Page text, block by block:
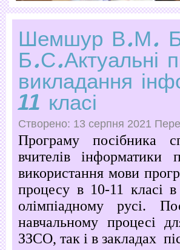
Шемшур В.М.
Б.С.Актуальні
викладання
11 класі
Створено: 13 серпня 2021
Програму посібника
вчителів
використання мови
процесу в 10-11 класі
олімпіадному русі.
навчальному процесі
ЗЗСО, так і в закладах